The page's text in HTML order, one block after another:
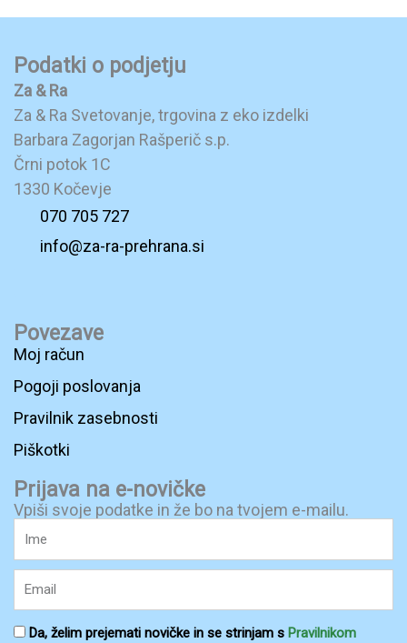
Podatki o podjetju
Za & Ra
Za & Ra Svetovanje, trgovina z eko izdelki
Barbara Zagorjan Rašperič s.p.
Črni potok 1C
1330 Kočevje
070 705 727
info@za-ra-prehrana.si
c
e
b
o
o
k
-
s
q
u
a
Povezave
Moj račun
Pogoji poslovanja
Pravilnik zasebnosti
Piškotki
Prijava na e-novičke
Vpiši svoje podatke in že bo na tvojem e-mailu.
Email
PogojiDa, želim prejemati novičke in se strinjam s Pravilnikom